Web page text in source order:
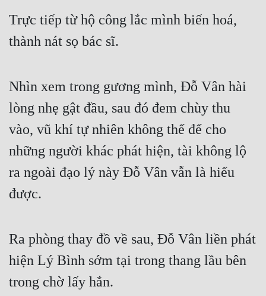
Trực tiếp từ hộ công lắc mình biến hoá,
thành nát sọ bác sĩ.
Nhìn xem trong gương mình, Đỗ Vân hài
lòng nhẹ gật đầu, sau đó đem chùy thu
vào, vũ khí tự nhiên không thể để cho
những người khác phát hiện, tài không lộ
ra ngoài đạo lý này Đỗ Vân vẫn là hiểu
được.
Ra phòng thay đồ về sau, Đỗ Vân liền phát
hiện Lý Bình sớm tại trong thang lầu bên
trong chờ lấy hắn.